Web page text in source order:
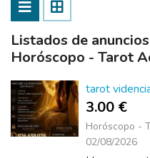
Listados de
Horóscopo - Tarot
tarot
3.00 €
Horóscopo -
02/08/2026